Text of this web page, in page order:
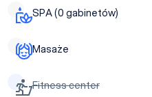
SPA (0 gabinetów)
Masaże
Fitness center